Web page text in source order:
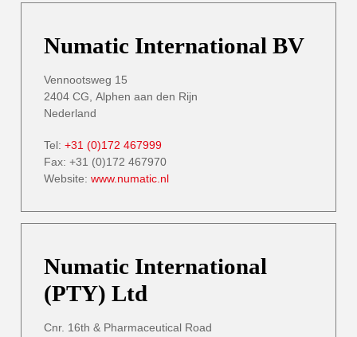
Numatic International BV
Vennootsweg 15
2404 CG, Alphen aan den Rijn
Nederland
Tel: +31 (0)172 467999
Fax: +31 (0)172 467970
Website: www.numatic.nl
Numatic International
(PTY) Ltd
Cnr. 16th & Pharmaceutical Road